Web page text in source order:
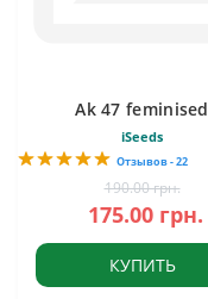
Ak 47 feminised
iSeeds
Отзывов - 22
190.00 грн.
175.00 грн.
КУПИТЬ